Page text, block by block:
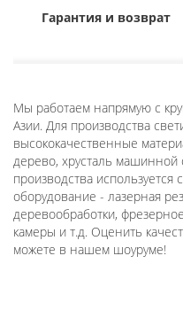
Гарантия и возврат
Мы работаем напрямую с
Азии. Для производства
высококачественные
дерево, хрусталь машинной
производства
оборудование - лазерная
деревообработки,
камеры и т.д. Оценить
можете в нашем шоуруме!